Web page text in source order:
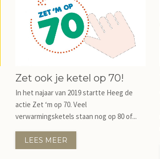
Zet ook je ketel op 70!
In het najaar van 2019 startte Heeg de
actie Zet ‘m op 70. Veel
verwarmingsketels staan nog op 80 of...
LEES MEER